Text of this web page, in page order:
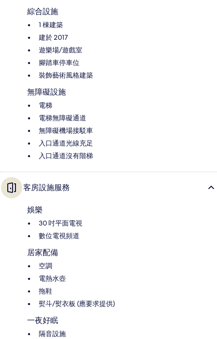
綜合設施
1 棟建築
建於 2017
遊樂場/遊戲室
腳踏車停車位
裝飾藝術風格建築
無障礙設施
電梯
電梯無障礙通道
無障礙機場接駁車
入口通道光線充足
入口通道沒有階梯
客房設施服務
娛樂
30 吋平面電視
數位電視頻道
居家配備
空調
電熱水壺
拖鞋
熨斗/熨衣板 (應要求提供)
一夜好眠
隔音設施